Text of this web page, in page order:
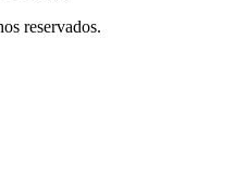
reservados.